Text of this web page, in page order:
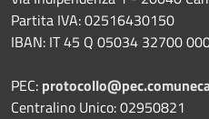
Partita IVA: 02516430150
IBAN: IT 45 Q 05034 32700
PEC:
Centralino Unico: 02950821